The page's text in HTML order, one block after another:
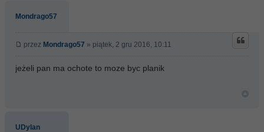
Mondrago57
przez Mondrago57 » piątek, 2 gru 2016, 10:11
jeżeli pan ma ochote to moze byc planik
UDylan